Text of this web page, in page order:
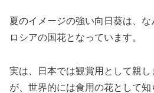
夏のイメージの強い向日葵は、
ロシアの国花となっています。
実は、日本では観賞用として親
が、世界的には食用の花として知